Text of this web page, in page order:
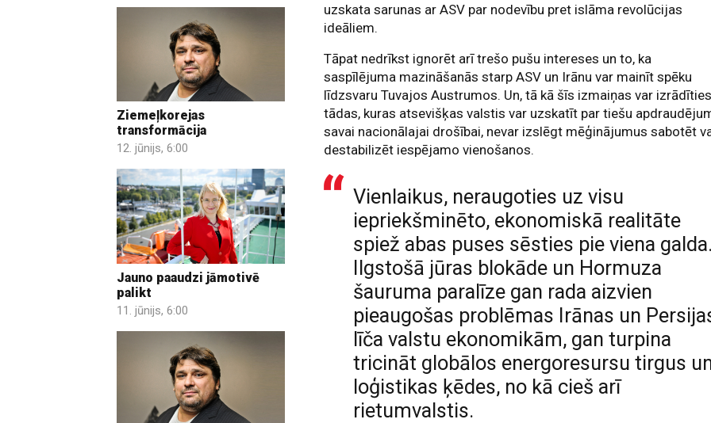
Ziemeļkorejas
transformācija
12. jūnijs, 6:00
Jauno paaudzi jāmotivē
palikt
11. jūnijs, 6:00
uzskata sarunas ar ASV par nodevību pret islāma revolūcijas
ideāliem.
Tāpat nedrīkst ignorēt arī trešo pušu intereses un to, ka
saspīlējuma mazināšanās starp ASV un Irānu var mainīt spēku
līdzsvaru Tuvajos Austrumos. Un, tā kā šīs izmaiņas var izrādīties
tādas, kuras atsevišķas valstis var uzskatīt par tiešu
savai nacionālajai drošībai, nevar izslēgt mēģinājumus sabotēt
destabilizēt iespējamo vienošanos.
Vienlaikus, neraugoties uz visu
iepriekšminēto, ekonomiskā realitāte
spiež abas puses sēsties pie viena galda.
Ilgstošā jūras blokāde un Hormuza
šauruma paralīze gan rada aizvien
pieaugošas problēmas Irānas un
līča valstu ekonomikām, gan turpina
tricināt globālos energoresursu tirgus
loģistikas ķēdes, no kā cieš arī
rietumvalstis.